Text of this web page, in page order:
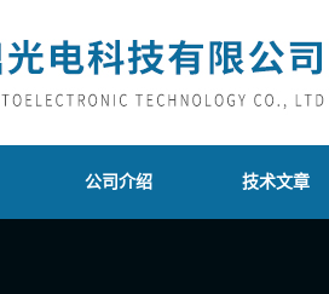
公司介绍 技术文章